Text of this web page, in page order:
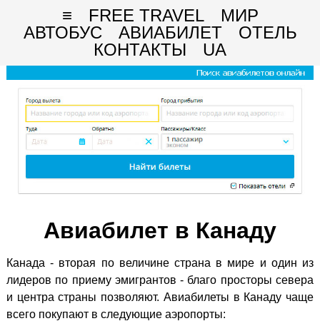
≡ FREE TRAVEL
МИР
АВТОБУС
АВИАБИЛЕТ
ОТЕЛЬ
КОНТАКТЫ
UA
Авиабилет в Канаду
Канада - вторая по величине страна в мире и один из
лидеров по приему эмигрантов - благо просторы севера
и центра страны позволяют. Авиабилеты в Канаду чаще
всего покупают в следующие аэропорты: